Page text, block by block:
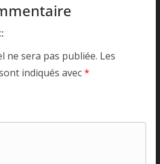
ne sera pas publiée. Les
indiqués avec*